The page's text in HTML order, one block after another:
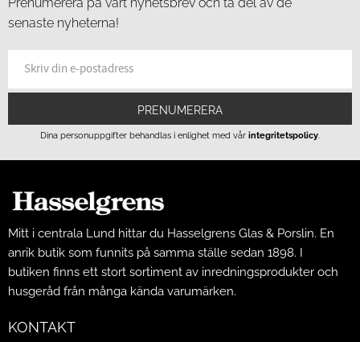
senaste nyheterna!
PRENUMERERA
Dina personuppgifter behandlas i enlighet med vår integritetspolicy
Mitt i centrala Lund hittar du Hasselgrens Glas & Porslin. En
anrik butik som funnits på samma ställe sedan 1898. I
butiken finns ett stort sortiment av inredningsprodukter och
husgeråd från många kända varumärken.
KONTAKT